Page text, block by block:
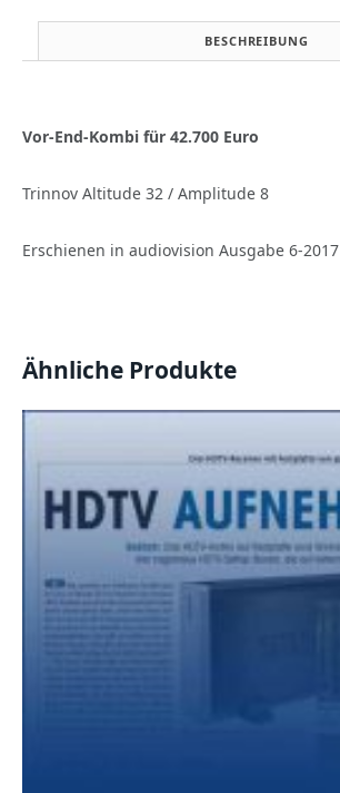
Menge
BESCHREIBUNG
Vor-End-Kombi für 42.700 Euro
Trinnov Altitude 32 / Amplitude 8
Erschienen in audiovision Ausgabe 6-2017
Ähnliche Produkte